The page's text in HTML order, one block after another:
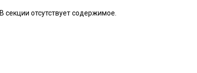
В секции отсутствует содержимое.